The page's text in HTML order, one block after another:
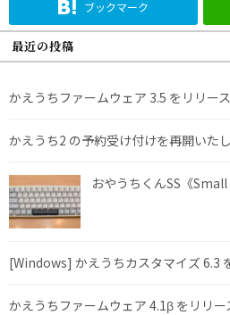
ブックマーク
最近の投稿
かえうちファームウェア 3.5 をリリー
かえうち2 の予約受け付けを再開いた
おやうちくんSS《
[Windows] かえうちカスタマイズ 6.3
かえうちファームウェア 4.1β をリリー